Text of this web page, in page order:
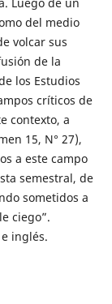
del medio
volcar sus
de la
los Estudios
críticos de
contexto, a
15, N° 27),
a este campo
semestral, de
sometidos a
ciego”.
inglés.